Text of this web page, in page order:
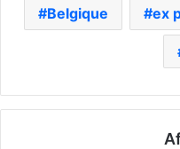
Belgique ex